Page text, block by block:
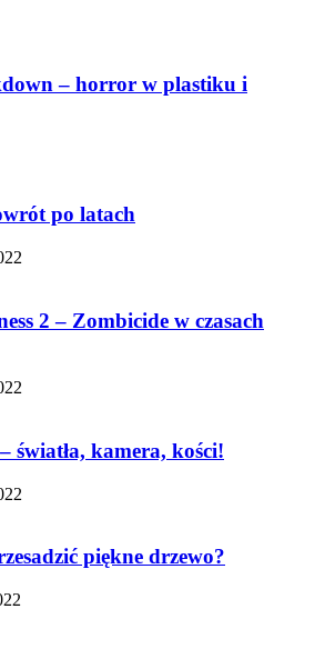
– horror w plastiku i
po latach
2 – Zombicide w czasach
światła, kamera, kości!
piękne drzewo?